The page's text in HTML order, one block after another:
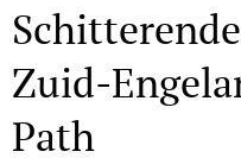
Zuid-
Path